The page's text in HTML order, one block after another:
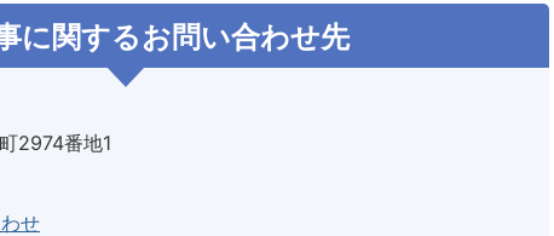
に関するお問い合わせ先
2974番地1
せ